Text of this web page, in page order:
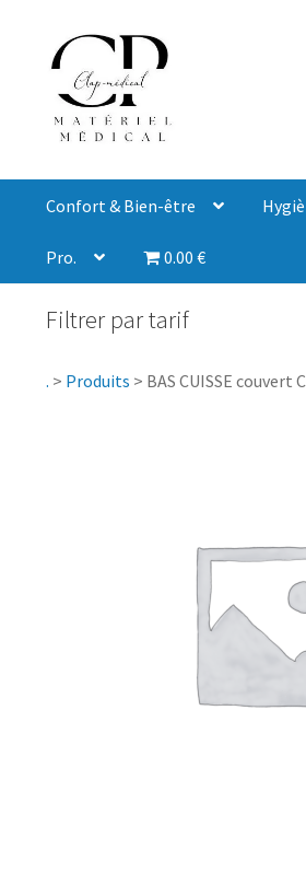
Confort & Bien-être
Pro. 0.00 €
Filtrer par tarif
. > Produits > BAS CUISSE couvert